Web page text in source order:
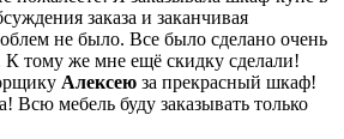
заказа и заканчивая
не было. Все было сделано очень
К тому же мне ещё скидку сделали!
Алексею за прекрасный шкаф!
Всю мебель буду заказывать только